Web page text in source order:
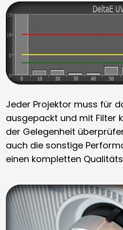
Jeder Projektor muss für
ausgepackt und mit Filter
der Gelegenheit
auch die sonstige
einen kompletten